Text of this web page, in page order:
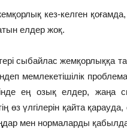
кез-келген
елдер жоқ.
сыбайлас жемқорлыққа
мемлекетішілік
ең озық елдер, жаңа
өз үлгілерін қайта
мен нормаларды